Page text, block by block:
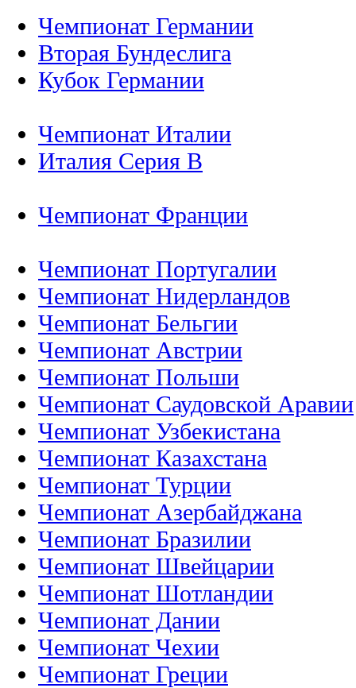
Чемпионат Германии
Вторая Бундеслига
Кубок Германии
Чемпионат Италии
Италия Серия B
Чемпионат Франции
Чемпионат Португалии
Чемпионат Нидерландов
Чемпионат Бельгии
Чемпионат Австрии
Чемпионат Польши
Чемпионат Саудовской Аравии
Чемпионат Узбекистана
Чемпионат Казахстана
Чемпионат Турции
Чемпионат Азербайджана
Чемпионат Бразилии
Чемпионат Швейцарии
Чемпионат Шотландии
Чемпионат Дании
Чемпионат Чехии
Чемпионат Греции